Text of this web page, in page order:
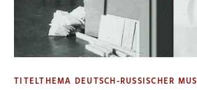
TITELTHEMA DEUTSCH-RUSSISCHER